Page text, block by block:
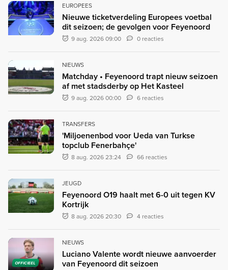
EUROPEES
Nieuwe ticketverdeling Europees voetbal
dit seizoen; de gevolgen voor Feyenoord
9 aug. 2026 09:00 0 reacties
NIEUWS
Matchday • Feyenoord trapt nieuw seizoen
af met stadsderby op Het Kasteel
9 aug. 2026 00:00 6 reacties
TRANSFERS
'Miljoenenbod voor Ueda van Turkse
topclub Fenerbahçe'
8 aug. 2026 23:24 66 reacties
JEUGD
Feyenoord O19 haalt met 6-0 uit tegen KV
Kortrijk
8 aug. 2026 20:30 4 reacties
OFFICIEEL
NIEUWS
Luciano Valente wordt nieuwe aanvoerder
van Feyenoord dit seizoen